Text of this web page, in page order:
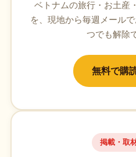
ベトナムの旅行・お土産
を、現地から毎週メール
つでも解除
無料で購
掲載・取